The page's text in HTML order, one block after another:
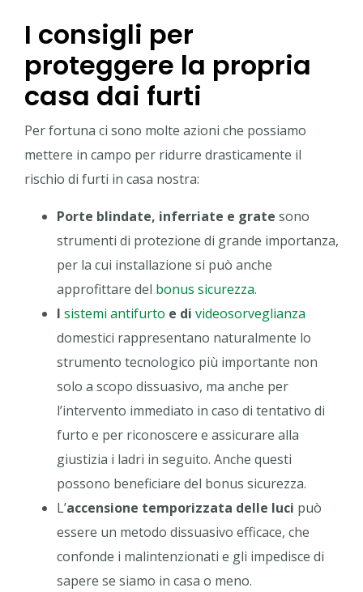
I consigli per
proteggere la propria
casa dai furti
Per fortuna ci sono molte azioni che possiamo
mettere in campo per ridurre drasticamente il
rischio di furti in casa nostra:
Porte blindate, inferriate e grate sono
strumenti di protezione di grande importanza,
per la cui installazione si può anche
approfittare del bonus sicurezza.
I sistemi antifurto e di videosorveglianza
domestici rappresentano naturalmente lo
strumento tecnologico più importante non
solo a scopo dissuasivo, ma anche per
l’intervento immediato in caso di tentativo di
furto e per riconoscere e assicurare alla
giustizia i ladri in seguito. Anche questi
possono beneficiare del bonus sicurezza.
L’accensione temporizzata delle luci può
essere un metodo dissuasivo efficace, che
confonde i malintenzionati e gli impedisce di
sapere se siamo in casa o meno.